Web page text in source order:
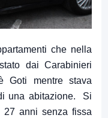
che nella
dai Carabinieri
Goti mentre stava
una abitazione. Si
anni senza fissa